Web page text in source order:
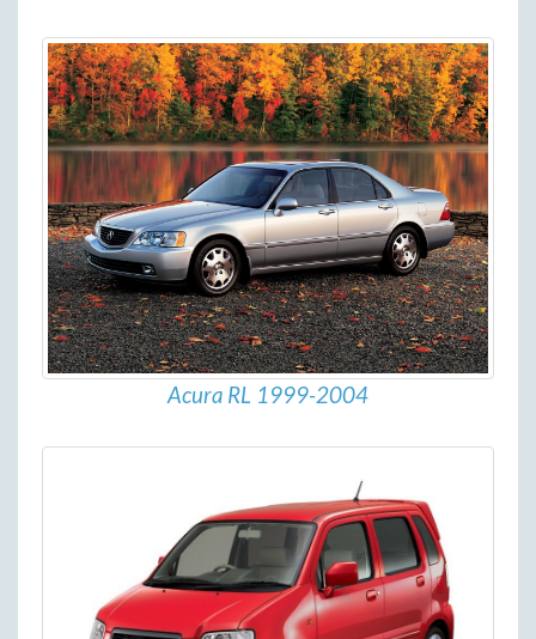
Acura RL 1999-2004